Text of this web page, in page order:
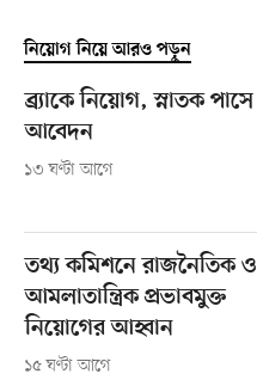
নিয়োগ নিয়ে আরও পড়ুন
ব্র্যাকে নিয়োগ, স্নাতক পাসে
আবেদন
১৩ ঘণ্টা আগে
তথ্য কমিশনে রাজনৈতিক ও
আমলাতান্ত্রিক প্রভাবমুক্ত
নিয়োগের আহ্বান
১৫ ঘণ্টা আগে